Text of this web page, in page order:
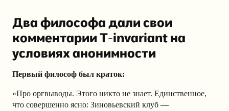
Два философа дали свои
комментарии T-invariant на
условиях анонимности
Первый философ был краток:
«Про оргвыводы. Этого никто не знает. Единственное,
что совершенно ясно: Зиновьевский клуб —